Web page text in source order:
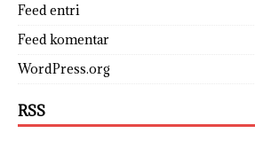
Feed entri
Feed komentar
WordPress.org
RSS